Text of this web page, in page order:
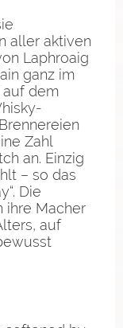
aller aktiven
Laphroaig
ganz im
auf dem
Zahl
an. Einzig
– so das
Die
ihre Macher
auf